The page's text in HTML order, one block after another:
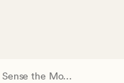
Sense the Moment